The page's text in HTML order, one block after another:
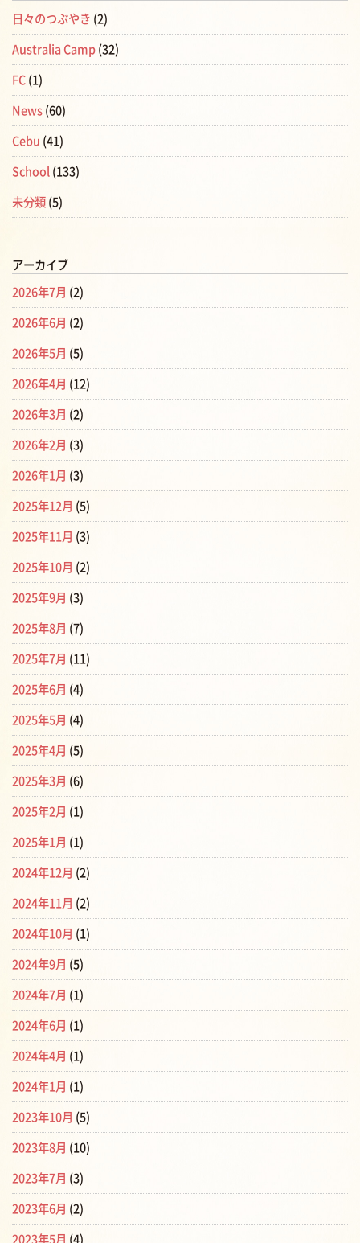
日々のつぶやき (2)
Australia Camp (32)
FC (1)
News (60)
Cebu (41)
School (133)
未分類 (5)
アーカイブ
2026年7月 (2)
2026年6月 (2)
2026年5月 (5)
2026年4月 (12)
2026年3月 (2)
2026年2月 (3)
2026年1月 (3)
2025年12月 (5)
2025年11月 (3)
2025年10月 (2)
2025年9月 (3)
2025年8月 (7)
2025年7月 (11)
2025年6月 (4)
2025年5月 (4)
2025年4月 (5)
2025年3月 (6)
2025年2月 (1)
2025年1月 (1)
2024年12月 (2)
2024年11月 (2)
2024年10月 (1)
2024年9月 (5)
2024年7月 (1)
2024年6月 (1)
2024年4月 (1)
2024年1月 (1)
2023年10月 (5)
2023年8月 (10)
2023年7月 (3)
2023年6月 (2)
2023年5月 (4)